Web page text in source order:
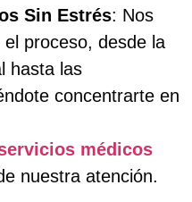
Sin Estrés: Nos
proceso, desde la
hasta las
concentrarte en
médicos
nuestra atención.